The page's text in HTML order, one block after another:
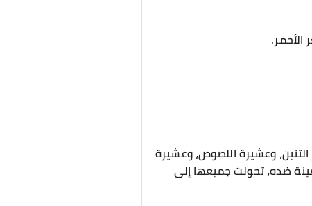
الأحمر.
وعشيرة اللصوص، وعشيرة
ضده، تحولت جميعها إلى